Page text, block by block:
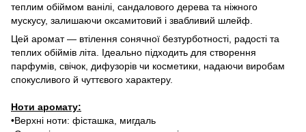
теплим обіймом ванілі, сандалового дерева та ніжного
мускусу, залишаючи оксамитовий і звабливий шлейф.
Цей аромат — втілення сонячної безтурботності, радості та
теплих обіймів літа. Ідеально підходить для створення
парфумів, свічок, дифузорів чи косметики, надаючи виробам
спокусливого й чуттєвого характеру.
Ноти аромату:
•Верхні ноти: фісташка, мигдаль